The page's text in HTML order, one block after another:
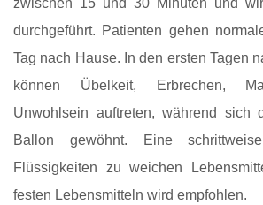
zwischen 15 und 30 Minuten und
durchgeführt. Patienten gehen
Tag nach Hause. In den ersten Tagen
können Übelkeit, Erbrechen,
Unwohlsein auftreten, während sich
Ballon gewöhnt. Eine
Flüssigkeiten zu weichen
festen Lebensmitteln wird empfohlen.